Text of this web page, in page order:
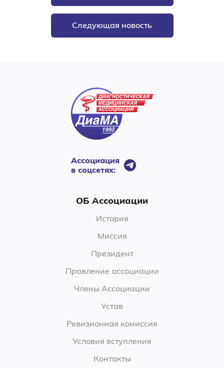
Следующая новость
Ассоциация
в соцсетях:
ОБ Ассоциации
История
Миссия
Президент
Правление ассоциации
Члены Ассоциации
Устав
Ревизионная комиссия
Условия вступления
Контакты